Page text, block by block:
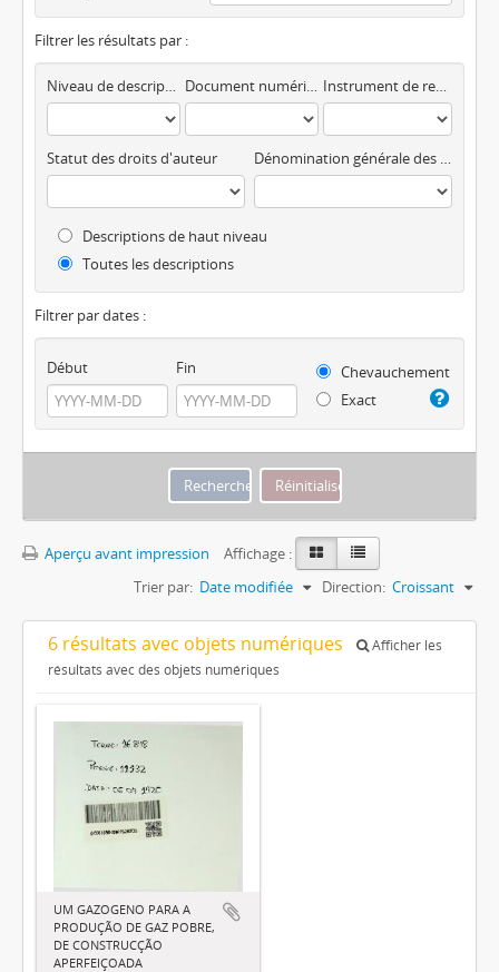
Filtrer les résultats par :
Niveau de description Document numérique disponible Instrument de recherche
Statut des droits d'auteur Dénomination générale des documents
Descriptions de haut niveau
Toutes les descriptions
Filtrer par dates :
Début Fin
Chevauchement
Exact
Aperçu avant impression
Affichage :
Trier par: Date modifiée Direction: Croissant
6 résultats avec objets numériques
Afficher les
résultats avec des objets numériques
UM GAZOGENO PARA A
PRODUÇÃO DE GAZ POBRE,
DE CONSTRUCÇÃO
APERFEIÇOADA